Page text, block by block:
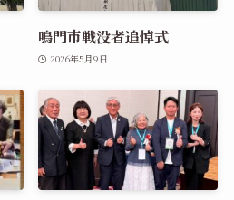
鳴門市戦没者追悼式
2026年5月9日